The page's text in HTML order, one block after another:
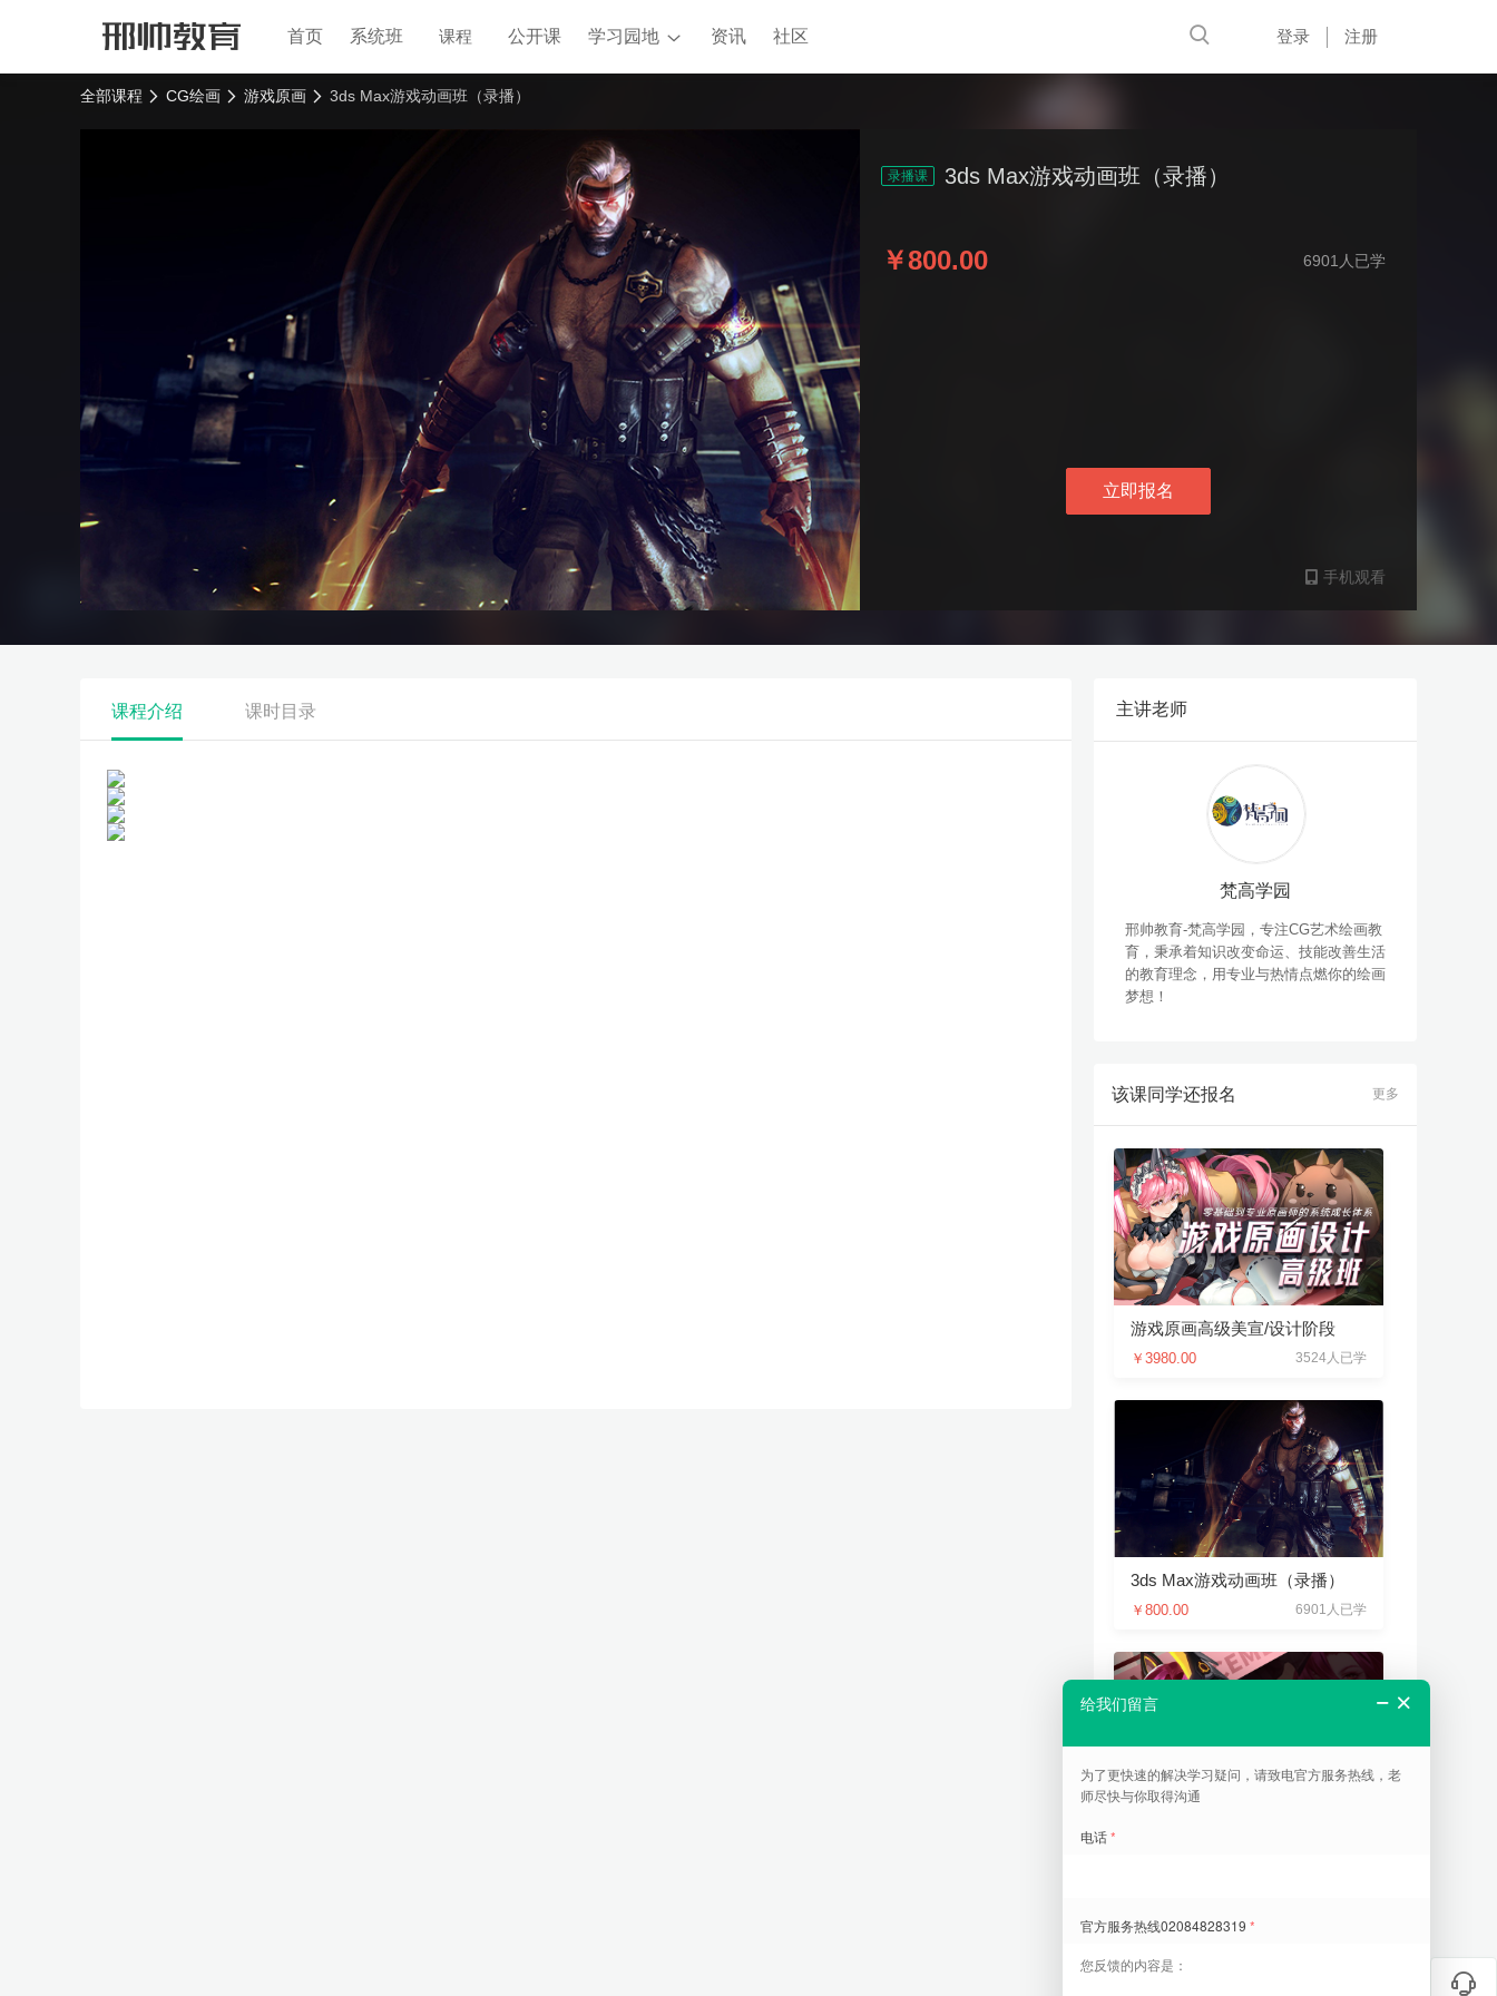
首页 系统班 课程 公开课 学习园地 资讯 社区 登录 注册
全部课程 CG绘画 游戏原画 3ds Max游戏动画班（录播）
录播课 3ds Max游戏动画班（录播）
￥800.00 6901人已学
立即报名
手机观看
课程介绍 课时目录 主讲老师
梵高学园
邢帅教育-梵高学园，专注CG艺术绘画教
育，秉承着知识改变命运、技能改善生活
的教育理念，用专业与热情点燃你的绘画
梦想！
该课同学还报名 更多
游戏原画高级美宣/设计阶段
￥3980.00 3524人已学
3ds Max游戏动画班（录播）
￥800.00 6901人已学